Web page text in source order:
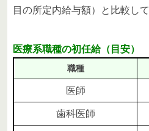
目の所定内給与額）と比較し
医療系職種の初任給（目安）
職種
医師
歯科医師